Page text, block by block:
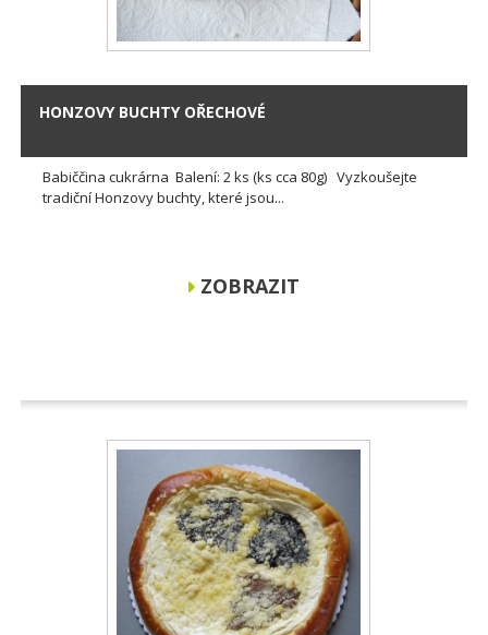
HONZOVY BUCHTY OŘECHOVÉ
Babiččina cukrárna Balení: 2 ks (ks cca 80g) Vyzkoušejte
tradiční Honzovy buchty, které jsou...
ZOBRAZIT